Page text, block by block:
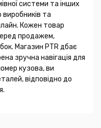
системи та інших
та
Кожен товар
продажем,
Магазин PTR дбає
зручна навігація для
кузова, ви
відповідно до